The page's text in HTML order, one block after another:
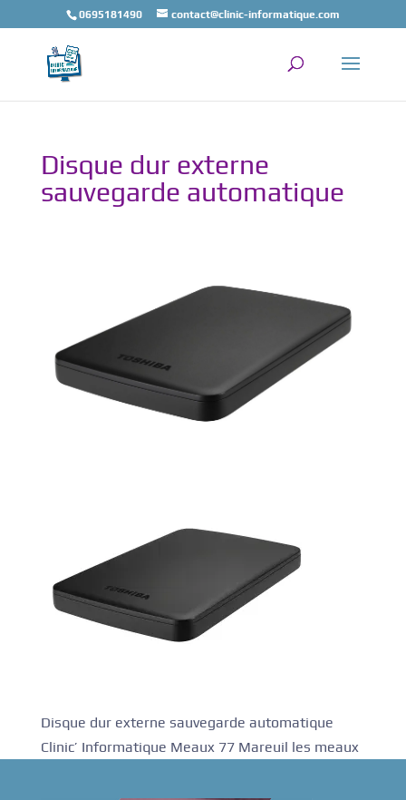
0695181490 contact@clinic-informatique.com
Disque dur externe
sauvegarde automatique
Disque dur externe sauvegarde automatique
Clinic’ Informatique Meaux 77 Mareuil les meaux